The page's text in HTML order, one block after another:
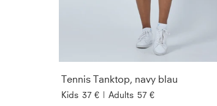
Tennis Tanktop, navy blau
Kids 37 € | Adults 57 €